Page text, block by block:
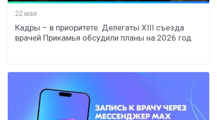
22 мая
Кадры – в приоритете. Делегаты XIII съезда
врачей Прикамья обсудили планы на 2026 год